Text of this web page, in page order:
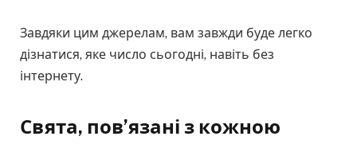
Завдяки цим джерелам, вам завжди буде легко
дізнатися, яке число сьогодні, навіть без
інтернету.
Свята, пов’язані з кожною